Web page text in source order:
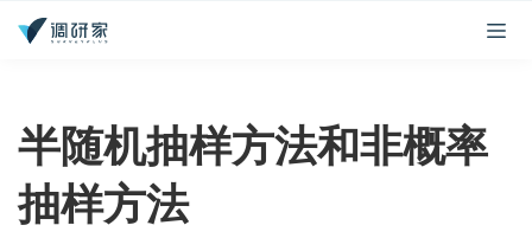
半随机抽样方法和非概率
抽样方法